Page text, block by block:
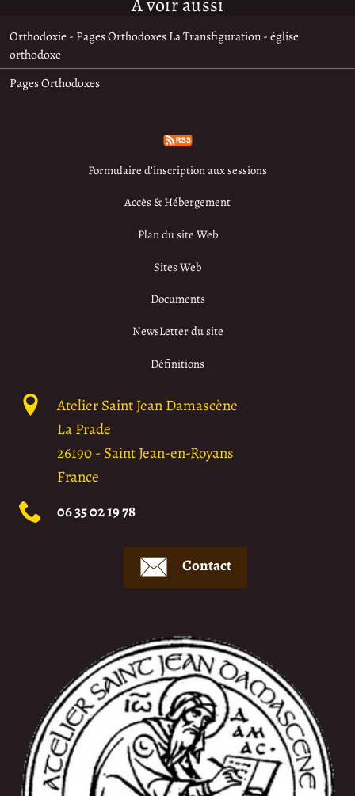
Orthodoxie - Pages Orthodoxes La Transfiguration - église
orthodoxe
Pages Orthodoxes
Formulaire d’inscription aux sessions
Accès & Hébergement
Plan du site Web
Sites Web
Documents
NewsLetter du site
Définitions
Atelier Saint Jean Damascène
La Prade
26190- Saint Jean-en-Royans
France
06 35 02 19 78
Contact